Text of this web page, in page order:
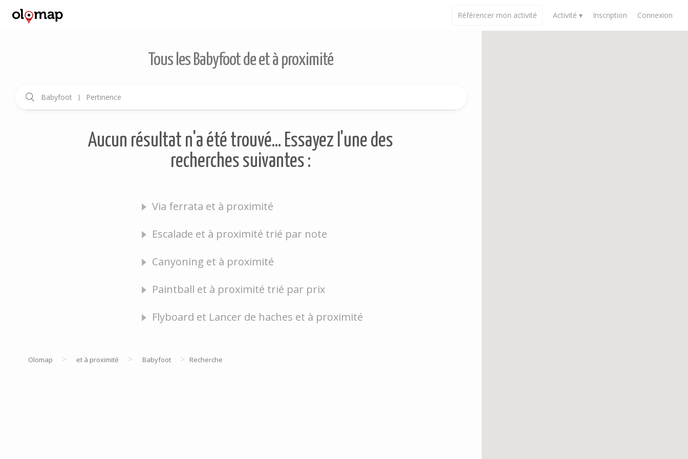
Référencer mon activité Activité ▾ Inscription Connexion
Tous les Babyfoot de et à proximité
Babyfoot ⟩ Pertinence
Aucun résultat n'a été trouvé... Essayez l'une des
recherches suivantes :
Via ferrata et à proximité
Escalade et à proximité trié par note
Canyoning et à proximité
Paintball et à proximité trié par prix
Flyboard et Lancer de haches et à proximité
Olomap > et à proximité > Babyfoot > Recherche